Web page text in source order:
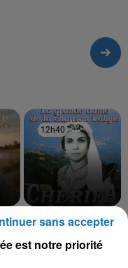
12h40
12h40
CHERIFA
Echah Arnouyas
est notre priorité
sans accepter